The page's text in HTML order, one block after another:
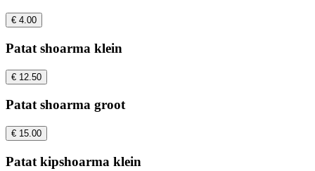
€ 4.00
Patat shoarma klein
€ 12.50
Patat shoarma groot
€ 15.00
Patat kipshoarma klein